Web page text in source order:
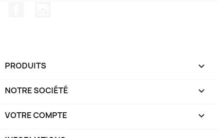
PRODUITS 
NOTRE SOCIÉTÉ 
VOTRE COMPTE 